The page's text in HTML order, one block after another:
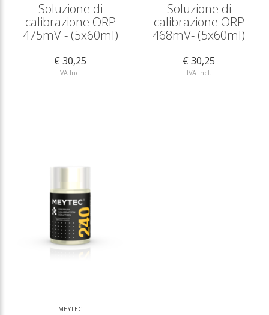
Soluzione di
calibrazione ORP
475mV - (5x60ml)
€ 30,25
IVA Incl.
Soluzione di
calibrazione ORP
468mV- (5x60ml)
€ 30,25
IVA Incl.
MEYTEC